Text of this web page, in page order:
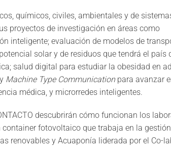
químicos, civiles, ambientales y de
proyectos de investigación en áreas como
inteligente; evaluación de modelos de
solar y de residuos que tendrá el país
salud digital para estudiar la obesidad en
Machine Type Communication para avanzar
médica, y microrredes inteligentes.
descubrirán cómo funcionan los
container fotovoltaico que trabaja en la
renovables y Acuaponía liderada por el Co-